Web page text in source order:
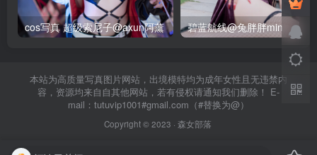
cos写真 超级索尼子@axun阿薰 碧蓝航线@兔胖胖min
本站为高质量写真图片网站，出境模特均为成年女性且无违禁内
容，资源均来自自其他网站，若有侵权请通知我们删除！ E-
mail：tutuvip1001#gmail.com（#替换为@）
Copyright © 2023 · 森女部落